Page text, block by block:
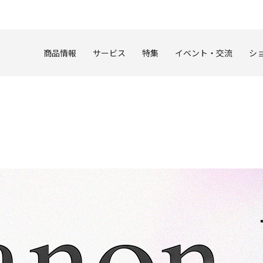
商品情報 サービス 特集 イベント・交流 シ